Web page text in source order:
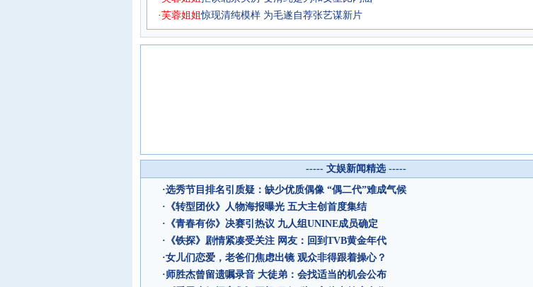
·芙蓉姐 姐惊现清纯模样 为毛遂自荐张艺谋新片
----- 文娱新闻精选 -----
·选秀节目排名引质疑：缺少优质偶像 “偶二代”难成气候
· 《转型团伙》人物海报曝光 五大主创首度集结
· 《青春有你》决赛引热议 九人组UNINE成员确定
· 《铁探》剧情紧凑受关注 网友：回到TVB黄金年代
·女儿们恋爱，老爸们焦虑出镜 观众非得跟着操心？
·师胜杰曾留遗嘱录音 大徒弟：会找适当的机会公布